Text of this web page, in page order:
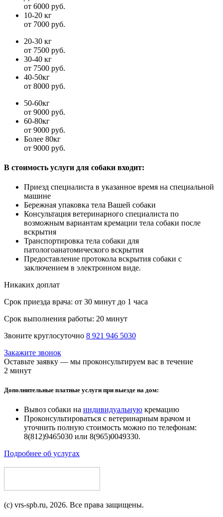
от 6000 руб.
10-20 кг
от 7000 руб.
20-30 кг
от 7500 руб.
30-40 кг
от 7500 руб.
40-50кг
от 8000 руб.
50-60кг
от 9000 руб.
60-80кг
от 9000 руб.
Более 80кг
от 9000 руб.
В стоимость услуги для собаки входит:
Приезд специалиста в указанное время на специальной
машине
Бережная упаковка тела Вашей собаки
Консультация ветеринарного специалиста по
возможным вариантам кремации тела собаки после
вскрытия
Транспортировка тела собаки для
патологоанатомического вскрытия
Предоставление протокола вскрытия собаки с
заключением в электронном виде.
Никаких доплат
Срок приезда врача: от 30 минут до 1 часа
Срок выполнения работы: 20 минут
Звоните круглосуточно 8 921 946 5030
Закажите звонок
Оставьте заявку — мы проконсультируем вас в течение
2 минут
Дополнительные платные услуги при выезде на дом:
Вывоз собаки на индивидуальную кремацию
Проконсультироваться с ветеринарным врачом и
уточнить полную стоимость можно по телефонам:
8(812)9465030 или 8(965)0049330.
Подробнее об услугах
(c) vrs-spb.ru, 2026. Все права защищены.